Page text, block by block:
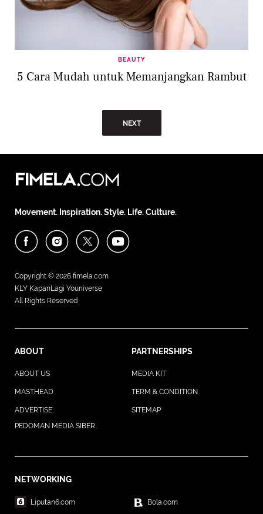
BEAUTY
5 Cara Mudah untuk Memanjangkan Rambut
NEXT
Movement. Inspiration. Style. Life. Culture.
Copyright © 2026 fimela.com
KLY KapanLagi Youniverse
All Rights Reserved
ABOUT PARTNERSHIPS
ABOUT US MEDIA KIT
MASTHEAD TERM & CONDITION
ADVERTISE
SITEMAP
PEDOMAN MEDIA SIBER
NETWORKING
Liputan6.com Bola.com